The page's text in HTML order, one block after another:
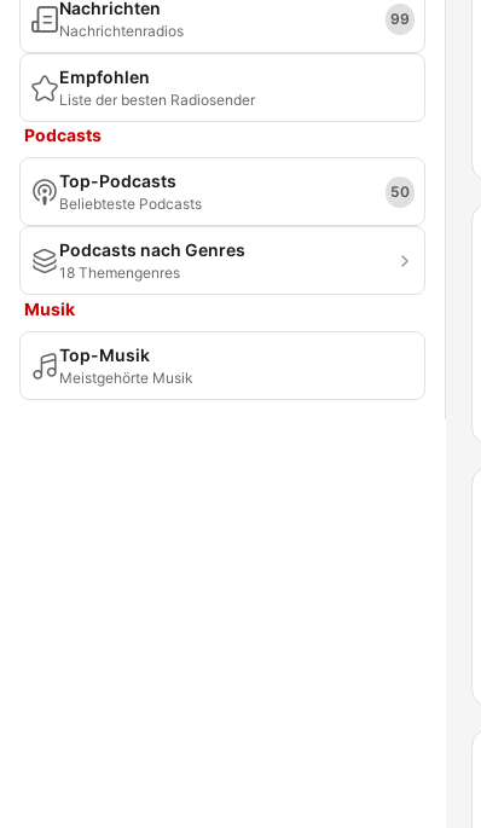
Nachrichten
Nachrichtenradios
99
Empfohlen
Liste der besten Radiosender
Podcasts
Top-Podcasts
Beliebteste Podcasts
50
Podcasts nach Genres
18 Themengenres
Musik
Top-Musik
Meistgehörte Musik